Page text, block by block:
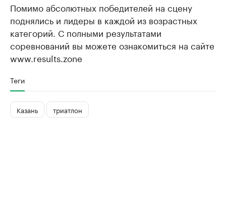
Помимо абсолютных победителей на сцену
поднялись и лидеры в каждой из возрастных
категорий. С полными результатами
соревнований вы можете ознакомиться на сайте
www.results.zone
Теги
Казань триатлон